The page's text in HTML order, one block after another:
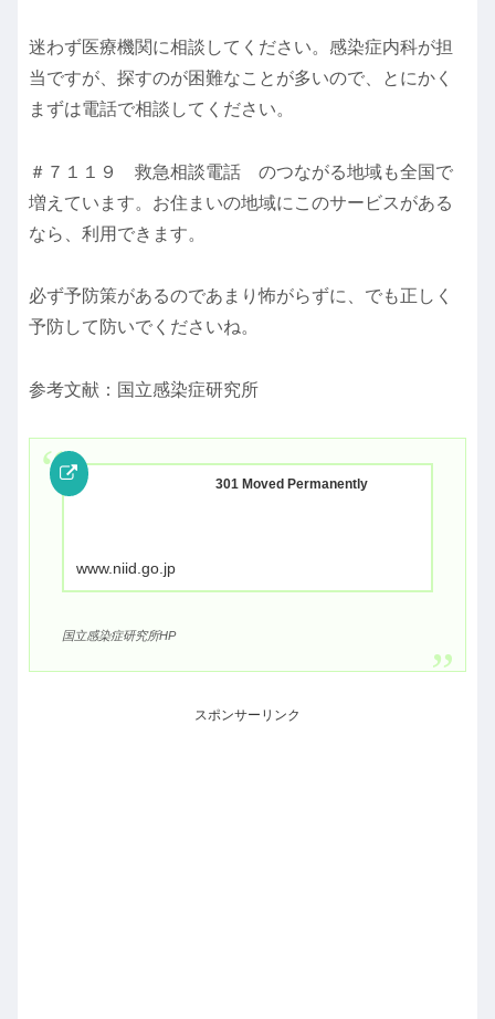
迷わず医療機関に相談してください。感染症内科が担
当ですが、探すのが困難なことが多いので、とにかく
まずは電話で相談してください。
＃７１１９ 救急相談電話 のつながる地域も全国で
増えています。お住まいの地域にこのサービスがある
なら、利用できます。
必ず予防策があるのであまり怖がらずに、でも正しく
予防して防いでくださいね。
参考文献：国立感染症研究所
301 Moved Permanently
www.niid.go.jp
国立感染症研究所HP
スポンサーリンク